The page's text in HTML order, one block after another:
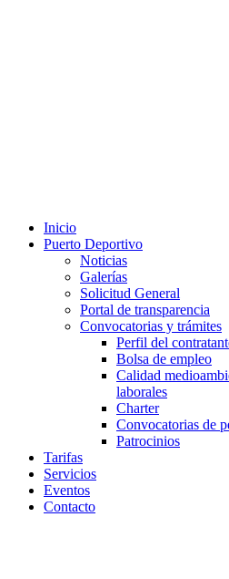
Inicio
Puerto Deportivo
Noticias
Galerías
Solicitud General
Portal de transparencia
Convocatorias y trámites
Perfil del
Bolsa de empleo
Calidad
laborales
Charter
Convocatorias de
Patrocinios
Tarifas
Servicios
Eventos
Contacto